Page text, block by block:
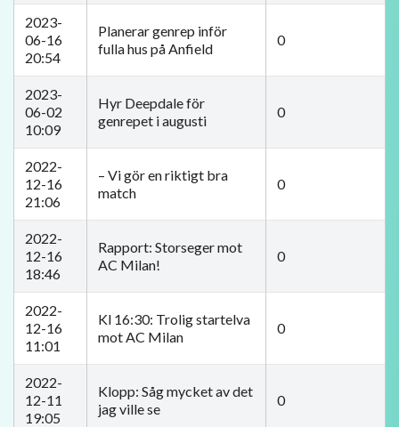
2023-
06-16
20:54
Planerar genrep inför
fulla hus på Anfield
0
2023-
06-02
10:09
Hyr Deepdale för
genrepet i augusti
0
2022-
12-16
21:06
– Vi gör en riktigt bra
match
0
2022-
12-16
18:46
Rapport: Storseger mot
AC Milan!
0
2022-
12-16
11:01
Kl 16:30: Trolig startelva
mot AC Milan
0
2022-
12-11
19:05
Klopp: Såg mycket av det
jag ville se
0